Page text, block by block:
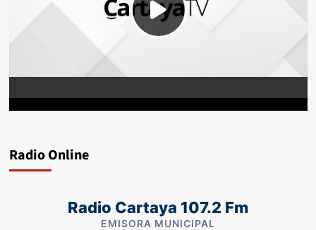
Radio Online
Radio Cartaya 107.2 Fm
EMISORA MUNICIPAL